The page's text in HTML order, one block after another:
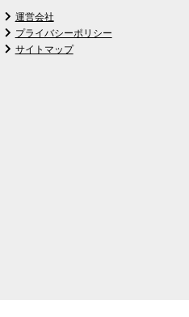
運営会社
プライバシーポリシー
サイトマップ